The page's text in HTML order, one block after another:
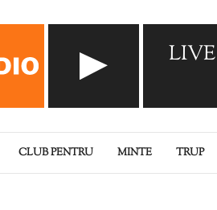
LIVE
CLUB PENTRU MINTE TRUP